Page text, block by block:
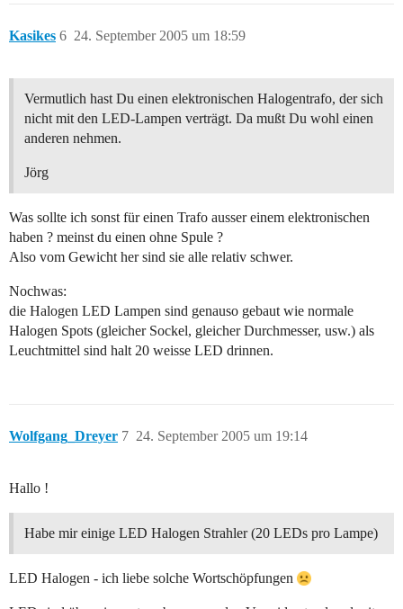
Kasikes 24. September 2005 um 18:59
6
Vermutlich hast Du einen elektronischen Halogentrafo, der sich
nicht mit den LED-Lampen verträgt. Da mußt Du wohl einen
anderen nehmen.
Jörg
Was sollte ich sonst für einen Trafo ausser einem elektronischen
haben ? meinst du einen ohne Spule ?
Also vom Gewicht her sind sie alle relativ schwer.
Nochwas:
die Halogen LED Lampen sind genauso gebaut wie normale
Halogen Spots (gleicher Sockel, gleicher Durchmesser, usw.) als
Leuchtmittel sind halt 20 weisse LED drinnen.
Wolfgang_Dreyer 24. September 2005 um 19:14
7
Hallo !
Habe mir einige LED Halogen Strahler (20 LEDs pro Lampe)
LED Halogen - ich liebe solche Wortschöpfungen